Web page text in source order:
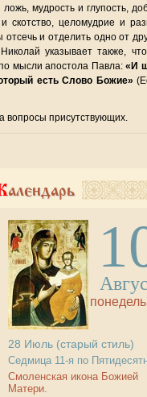
мудрость и глупость,
скотство, целомудрие и
и отделить одно от
указывает также,
мысли апостола Павла:«И
есть Слово Божие»
вопросы присутствующих.
Календарь
28 Июль (старый стиль)
Седмица 11-я по
Смоленская икона Божией
Матери.